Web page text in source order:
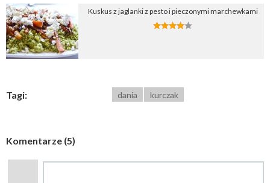
Kuskus z jaglanki z pesto i pieczonymi marchewkami
Tagi: dania kurczak
Komentarze (5)